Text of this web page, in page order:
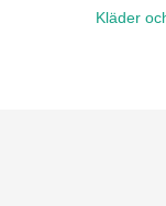
Kläder